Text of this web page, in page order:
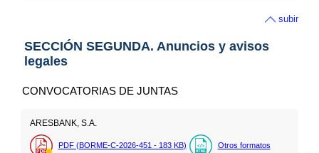
subir
SECCIÓN SEGUNDA. Anuncios y avisos
legales
CONVOCATORIAS DE JUNTAS
ARESBANK, S.A.
PDF (BORME-C-2026-451 - 183 KB) Otros formatos